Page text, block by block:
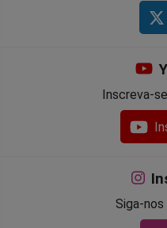
Inscreva-
Siga-